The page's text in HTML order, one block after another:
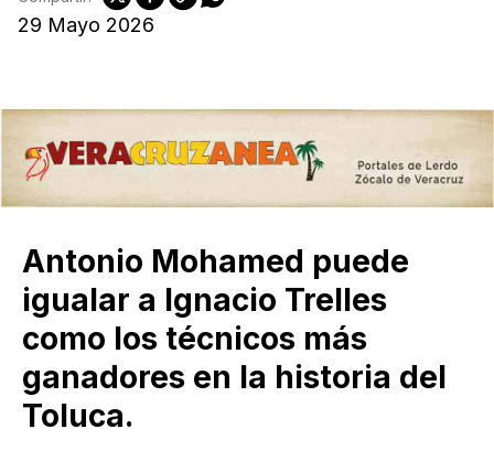
29 Mayo 2026
Antonio Mohamed puede
igualar a Ignacio Trelles
como los técnicos más
ganadores en la historia del
Toluca.